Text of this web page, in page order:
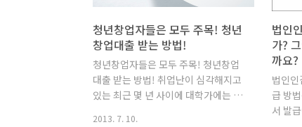
업자들이 활용할 수 있는 지원프로그
습니다. 중기청 지원사업 1) 창업/인프
라 구축/교육/사업화 지원 ①창업 저
변 확대 재택창업시스템 운영 지원대
상 주식회사(자본금 10억원이하) ..
하고
정과
에게
반적
이..
청년창업자들은 모두 주목! 청년
창업대출 받는 방법!
청년창업자들은 모두 주목! 청년창업
대출 받는 방법! 취업난이 심각해지고
있는 최근 몇 년 사이에 대학가에는 창
2013. 7. 10.
법인
가?
까요?
법인
급 방
서 발